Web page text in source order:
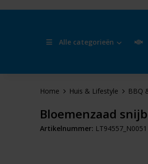
Alle categorieën
Home Huis & Lifestyle BBQ
Bloemenzaad
Artikelnummer: LT94557_N0051